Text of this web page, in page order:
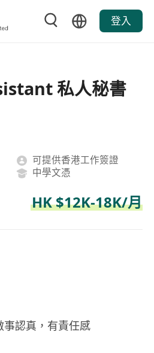
登入
私人秘書
可提供香港工作簽證
中學文憑
HK $12K-18K/月
認真，有責任感
學習能力